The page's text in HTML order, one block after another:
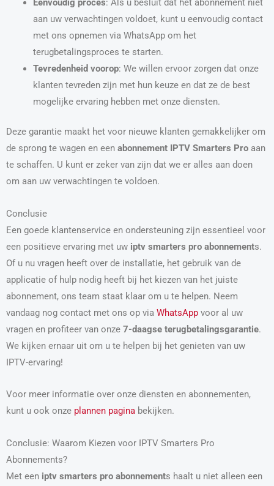
Eenvoudig proces: Als u besluit dat het abonnement niet
aan uw verwachtingen voldoet, kunt u eenvoudig contact
met ons opnemen via WhatsApp om het
terugbetalingsproces te starten.
Tevredenheid voorop: We willen ervoor zorgen dat onze
klanten tevreden zijn met hun keuze en dat ze de best
mogelijke ervaring hebben met onze diensten.
Deze garantie maakt het voor nieuwe klanten gemakkelijker om
de sprong te wagen en een abonnement IPTV Smarters Pro aan
te schaffen. U kunt er zeker van zijn dat we er alles aan doen
om aan uw verwachtingen te voldoen.
Conclusie
Een goede klantenservice en ondersteuning zijn essentieel voor
een positieve ervaring met uw iptv smarters pro abonnements.
Of u nu vragen heeft over de installatie, het gebruik van de
applicatie of hulp nodig heeft bij het kiezen van het juiste
abonnement, ons team staat klaar om u te helpen. Neem
vandaag nog contact met ons op via WhatsApp voor al uw
vragen en profiteer van onze 7-daagse terugbetalingsgarantie.
We kijken ernaar uit om u te helpen bij het genieten van uw
IPTV-ervaring!
Voor meer informatie over onze diensten en abonnementen,
kunt u ook onze plannen pagina bekijken.
Conclusie: Waarom Kiezen voor IPTV Smarters Pro
Abonnements?
Met een iptv smarters pro abonnements haalt u niet alleen een